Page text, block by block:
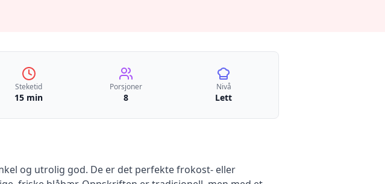
Steketid
15 min
Porsjoner
8
Nivå
Lett
og utrolig god. De er det perfekte frokost- eller